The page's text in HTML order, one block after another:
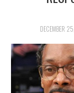
DECEMBER